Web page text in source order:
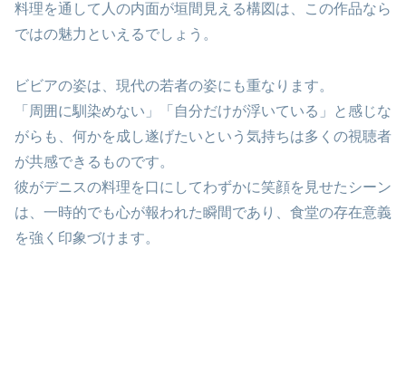
料理を通して人の内面が垣間見える構図は、この作品なら
ではの魅力といえるでしょう。
ビビアの姿は、現代の若者の姿にも重なります。
「周囲に馴染めない」「自分だけが浮いている」と感じな
がらも、何かを成し遂げたいという気持ちは多くの視聴者
が共感できるものです。
彼がデニスの料理を口にしてわずかに笑顔を見せたシーン
は、一時的でも心が報われた瞬間であり、食堂の存在意義
を強く印象づけます。